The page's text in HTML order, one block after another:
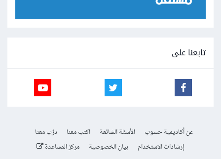
تابعنا على
عن أكاديمية حسوب الأسئلة الشائعة اكتب معنا
درّب معنا
إرشادات الاستخدام
بيان الخصوصية مركز المساعدة